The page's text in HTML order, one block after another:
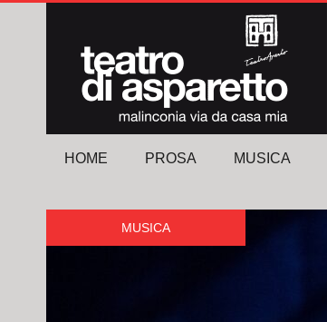
HOME PROSA MUSICA
MUSICA